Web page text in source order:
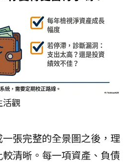
活觀
張完整的全景圖之後，理
清晰。每一項資產、負債